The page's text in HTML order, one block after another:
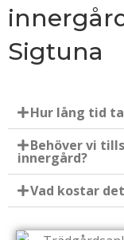
Sigtuna
Hur lång tid
Behöver vi
innergård?
Vad kostar